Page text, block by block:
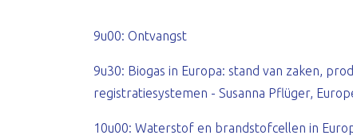
9u00: Ontvangst
9u30: Biogas in Europa: stand van zaken,
registratiesystemen - Susanna Pflüger,
10u00: Waterstof en brandstofcellen in